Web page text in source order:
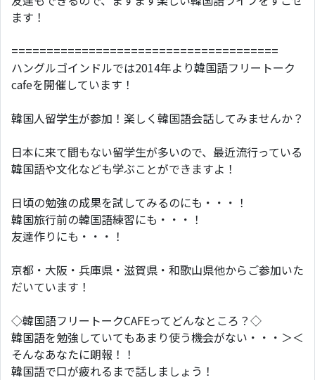
ます！
======================================
ハングルゴインドルでは2014年より韓国語フリートーク
cafeを開催しています！
韓国人留学生が参加！楽しく韓国語会話してみませんか？
日本に来て間もない留学生が多いので、最近流行っている
韓国語や文化なども学ぶことができますよ！
日頃の勉強の成果を試してみるのにも・・・！
韓国旅行前の韓国語練習にも・・・！
友達作りにも・・・！
京都・大阪・兵庫県・滋賀県・和歌山県他からご参加いた
だいています！
◇韓国語フリートークCAFEってどんなところ？◇
韓国語を勉強していてもあまり使う機会がない・・・＞＜
そんなあなたに朗報！！
韓国語で口が疲れるまで話しましょう！